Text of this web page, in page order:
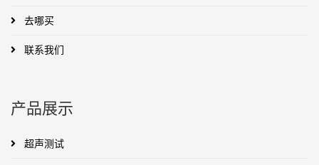
去哪买
联系我们
产品展示
超声测试